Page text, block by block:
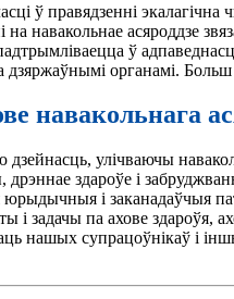
ў правядзенні
навакольнае асяроддзе
ў
дзяржаўнымі органамі.
навакольнага
улічваючы
здароўе і
і заканадаўчыя
задачы па ахове здароўя,
нашых супрацоўнікаў і